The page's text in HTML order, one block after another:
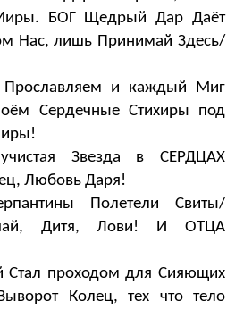
БОГ Щедрый Дар Даёт
Нас, лишь Принимай Здесь/
и каждый Миг
Сердечные Стихиры под
Звезда в СЕРДЦАХ
Любовь Даря!
Полетели Свиты/
Дитя, Лови! И ОТЦА
Стал проходом для Сияющих
Колец, тех что тело